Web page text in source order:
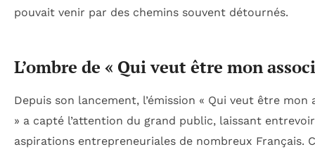
pouvait venir par des chemins souvent détournés.
L’ombre de « Qui veut être mon
Depuis son lancement, l’émission « Qui veut être mon
» a capté l’attention du grand public, laissant
aspirations entrepreneuriales de nombreux Français.